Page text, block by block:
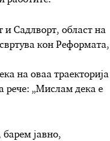
и Садлворт, област на
кон Реформата,
на оваа траекторија
рече: „Мислам дека е
јавно,